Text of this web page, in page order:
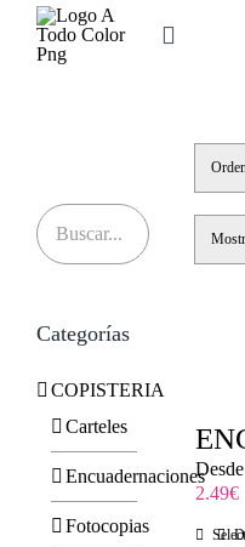
Saltar
contenido
Toggle
Contacto
Desde
2.49€
Categorías
COPISTERIA
Carteles
Encuadernaciones
Fotocopias